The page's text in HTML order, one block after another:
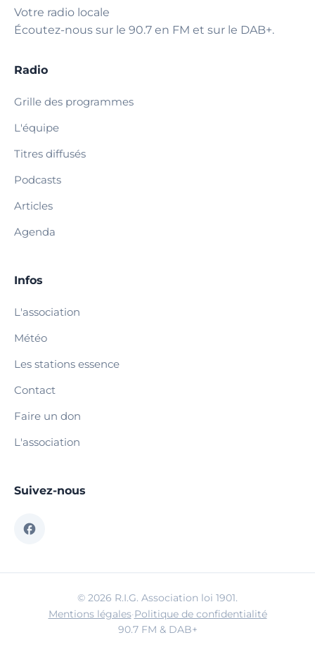
Votre radio locale
Écoutez-nous sur le 90.7 en FM et sur le DAB+.
Radio
Grille des programmes
L'équipe
Titres diffusés
Podcasts
Articles
Agenda
Infos
L'association
Météo
Les stations essence
Contact
Faire un don
L'association
Suivez-nous
© 2026 R.I.G. Association loi 1901.
Mentions légales·Politique de confidentialité
90.7 FM & DAB+